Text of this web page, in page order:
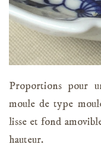
Proportions pour
moule de type
lisse et fond
hauteur.